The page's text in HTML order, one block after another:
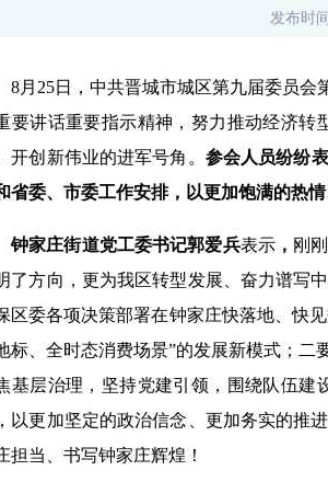
发布时
8月25日，中共晋城市城区第九届委员
要讲话重要指示精神，努力推动经济转
开创新伟业的进军号角。 参会人员纷纷
省委、市委工作安排，以更加饱满的热
钟家庄街道党工委书记郭爱兵表示 ， 刚
了方向，更为我区转型发展、奋力谱写
区委各项决策部署在钟家庄快落地、快
标、全时态消费场景”的发展新模式；
基层治理，坚持党建引领，围绕队伍建
以更加坚定的政治信念、更加务实的推
担当、书写钟家庄辉煌！